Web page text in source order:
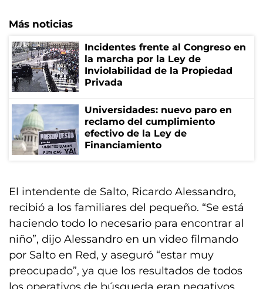
Más noticias
Incidentes frente al Congreso en
la marcha por la Ley de
Inviolabilidad de la Propiedad
Privada
Universidades: nuevo paro en
reclamo del cumplimiento
efectivo de la Ley de
Financiamiento
El intendente de Salto, Ricardo Alessandro,
recibió a los familiares del pequeño. “Se está
haciendo todo lo necesario para encontrar al
niño”, dijo Alessandro en un video filmando
por Salto en Red, y aseguró “estar muy
preocupado”, ya que los resultados de todos